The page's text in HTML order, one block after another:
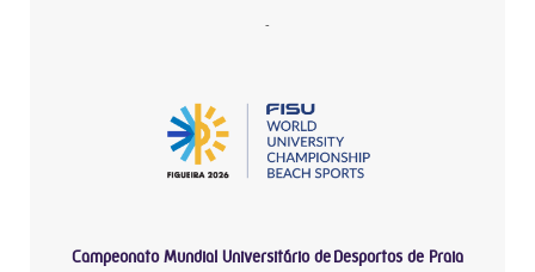
-
Campeonato Mundial Universitário de Desportos de Praia